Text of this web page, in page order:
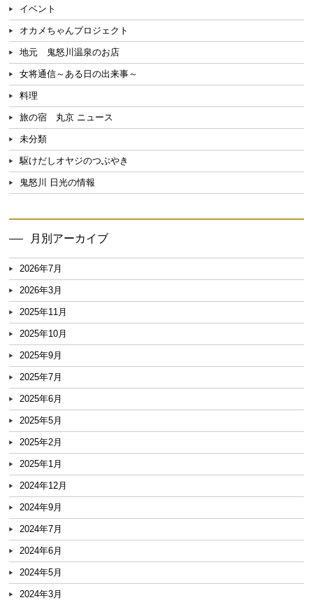
イベント
オカメちゃんプロジェクト
地元 鬼怒川温泉のお店
女将通信～ある日の出来事～
料理
旅の宿 丸京 ニュース
未分類
駆けだしオヤジのつぶやき
鬼怒川 日光の情報
月別アーカイブ
2026年7月
2026年3月
2025年11月
2025年10月
2025年9月
2025年7月
2025年6月
2025年5月
2025年2月
2025年1月
2024年12月
2024年9月
2024年7月
2024年6月
2024年5月
2024年3月